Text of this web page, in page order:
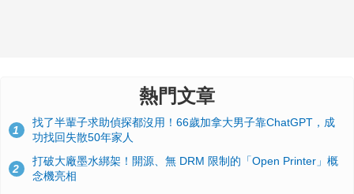
熱門文章
1
找了半輩子求助偵探都沒用！66歲加拿大男子靠ChatGPT，成
功找回失散50年家人
2
打破大廠墨水綁架！開源、無 DRM 限制的「Open Printer」概
念機亮相